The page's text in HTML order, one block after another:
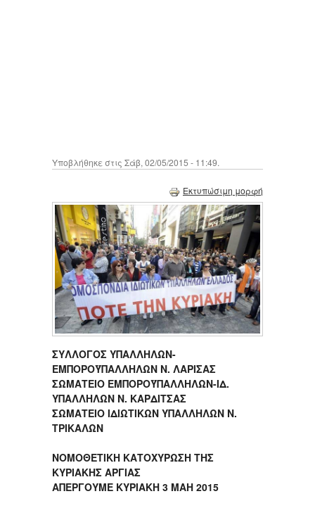
Υποβλήθηκε στις Σάβ, 02/05/2015 - 11:49.
Εκτυπώσιμη μορφή
ΣΥΛΛΟΓΟΣ ΥΠΑΛΛΗΛΩΝ-
ΕΜΠΟΡΟΫΠΑΛΛΗΛΩΝ Ν. ΛΑΡΙΣΑΣ
ΣΩΜΑΤΕΙΟ ΕΜΠΟΡΟΫΠΑΛΛΗΛΩΝ-ΙΔ.
ΥΠΑΛΛΗΛΩΝ Ν. ΚΑΡΔΙΤΣΑΣ
ΣΩΜΑΤΕΙΟ ΙΔΙΩΤΙΚΩΝ ΥΠΑΛΛΗΛΩΝ Ν.
ΤΡΙΚΑΛΩΝ
ΝΟΜΟΘΕΤΙΚΗ ΚΑΤΟΧΥΡΩΣΗ ΤΗΣ
ΚΥΡΙΑΚΗΣ ΑΡΓΙΑΣ
ΑΠΕΡΓΟΥΜΕ ΚΥΡΙΑΚΗ 3 ΜΑΗ 2015